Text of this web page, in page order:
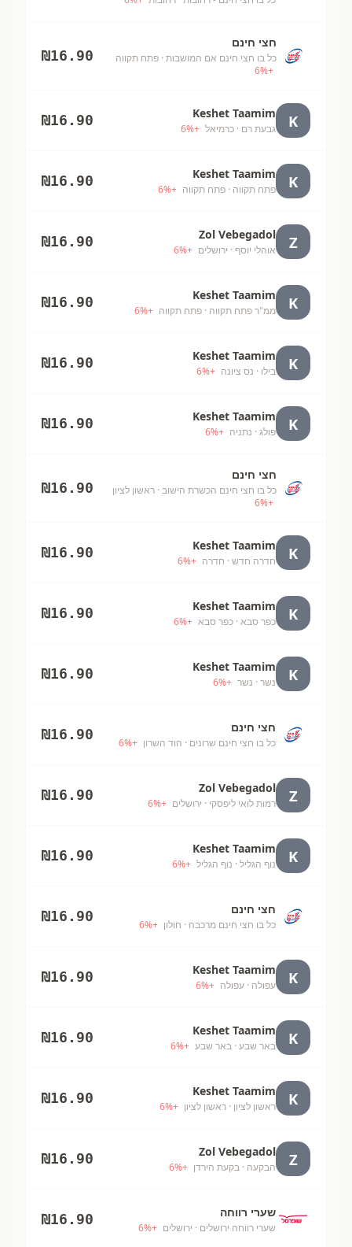
חצי חינם
כל בו חצי חינם אם המושבות · פתח תקווה
+
6%
₪16.90
K
Keshet Taamim
גבעת רם · כרמיאל +
6%
₪16.90
K
Keshet Taamim
פתח תקווה · פתח תקווה +
6%
₪16.90
Z
Zol Vebegadol
אוהלי יוסף · ירושלים +
6%
₪16.90
K
Keshet Taamim
ממ"ר פתח תקווה · פתח תקווה +
6%
₪16.90
K
Keshet Taamim
בילו · נס ציונה +
6%
₪16.90
K
Keshet Taamim
פולג · נתניה +
6%
₪16.90
חצי חינם
כל בו חצי חינם הכשרת הישוב· ראשון לציון
+
6%
₪16.90
K
Keshet Taamim
חדרה חדש · חדרה +
6%
₪16.90
K
Keshet Taamim
כפר סבא · כפר סבא +
6%
₪16.90
K
Keshet Taamim
נשר · נשר +
6%
₪16.90
חצי חינם
כל בו חצי חינם שרונים · הוד השרון +
6%
₪16.90
Z
Zol Vebegadol
רמות לואי ליפסקי · ירושלים +
6%
₪16.90
K
Keshet Taamim
נוף הגליל · נוף הגליל +
6%
₪16.90
חצי חינם
כל בו חצי חינם מרכבה · חולון +
6%
₪16.90
K
Keshet Taamim
עפולה · עפולה +
6%
₪16.90
K
Keshet Taamim
באר שבע · באר שבע +
6%
₪16.90
K
Keshet Taamim
ראשון לציון · ראשון לציון +
6%
₪16.90
Z
Zol Vebegadol
הבקעה · בקעת הירדן +
6%
₪16.90
שערי רווחה
שערי רווחה ירושלים · ירושלים +
6%
₪16.90